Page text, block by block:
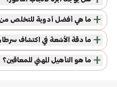
+ ما هي أفضل أدوية للتخلص من
+ ما دقة الأشعة في اكتشاف
+ ما هو التأهيل المهني للمعاقين؟